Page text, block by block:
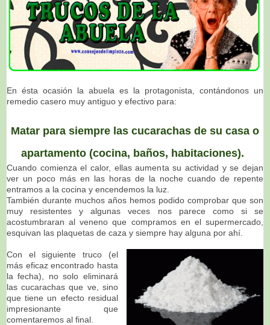
En ésta ocasión la abuela es la protagonista, contándonos un
remedio casero muy antiguo y efectivo para:
Matar para siempre las cucarachas de su casa o
apartamento (cocina, baños, habitaciones).
Cuando comienza el calor, ellas aumenta su actividad y se dejan
ver un poco más en las horas de la noche cuando de repente
entramos a la cocina y encendemos la luz.
También durante muchos años hemos podido comprobar que son
muy resistentes y algunas veces nos parece como si se
acostumbraran al veneno que compramos en el supermercado,
esquivan las plaquetas de caza y siempre hay alguna por ahí.
Con el siguiente truco (el
más eficaz encontrado hasta
la fecha), no solo eliminará
las cucarachas que ve, sino
que tiene un efecto residual
impresionante que
comentaremos al final.